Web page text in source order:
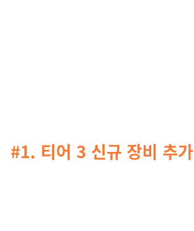
#1. 티어 3 신규 장비 추가